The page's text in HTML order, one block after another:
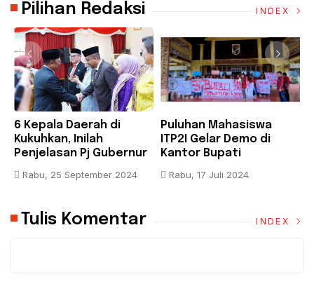
Pilihan Redaksi INDEX
6 Kepala Daerah di
Kukuhkan, Inilah
Penjelasan Pj Gubernur
Rabu, 25 September 2024
Puluhan Mahasiswa
ITP2I Gelar Demo di
Kantor Bupati
Pembangunan Kampus
Rabu, 17 Juli 2024
Tulis Komentar INDEX